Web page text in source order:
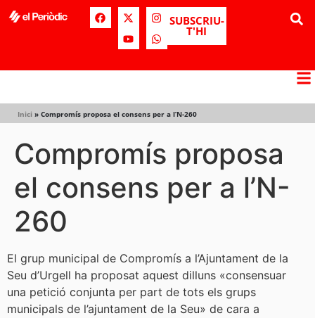
SUBSCRIU-
T'HI
Inici » Compromís proposa el consens per a l’N-260
Compromís proposa
el consens per a l’N-
260
El grup municipal de Compromís a l’Ajuntament de la
Seu d’Urgell ha proposat aquest dilluns «consensuar
una petició conjunta per part de tots els grups
municipals de l’ajuntament de la Seu» de cara a